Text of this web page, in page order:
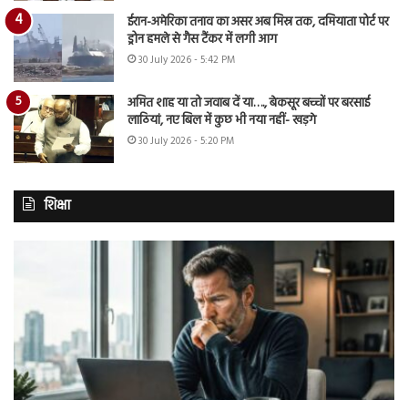
ईरान-अमेरिका तनाव का असर अब मिस्र तक, दमियाता पोर्ट पर
ड्रोन हमले से गैस टैंकर में लगी आग
30 July 2026 - 5:42 PM
अमित शाह या तो जवाब दें या…., बेकसूर बच्चों पर बरसाई
लाठियां, नए बिल में कुछ भी नया नहीं- खड़गे
30 July 2026 - 5:20 PM
शिक्षा